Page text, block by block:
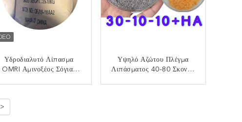
Υδροδιαλυτό Λίπασμα
OMRI Αμινοξέος Σόγιας
Υψηλό Αζώτου Πλέγμα
Λιπάσματος 40-80 Σκονών
>